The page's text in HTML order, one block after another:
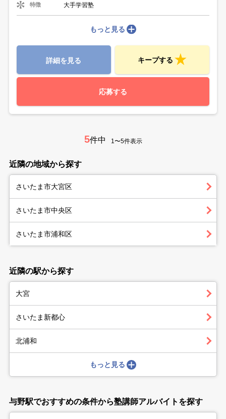
特徴 大手学習塾
もっと見る
詳細を見る キープする
応募する
5件中 1〜5件表示
近隣の地域から探す
さいたま市大宮区
さいたま市中央区
さいたま市浦和区
近隣の駅から探す
大宮
さいたま新都心
北浦和
もっと見る
与野駅でおすすめの条件から塾講師アルバイトを探す